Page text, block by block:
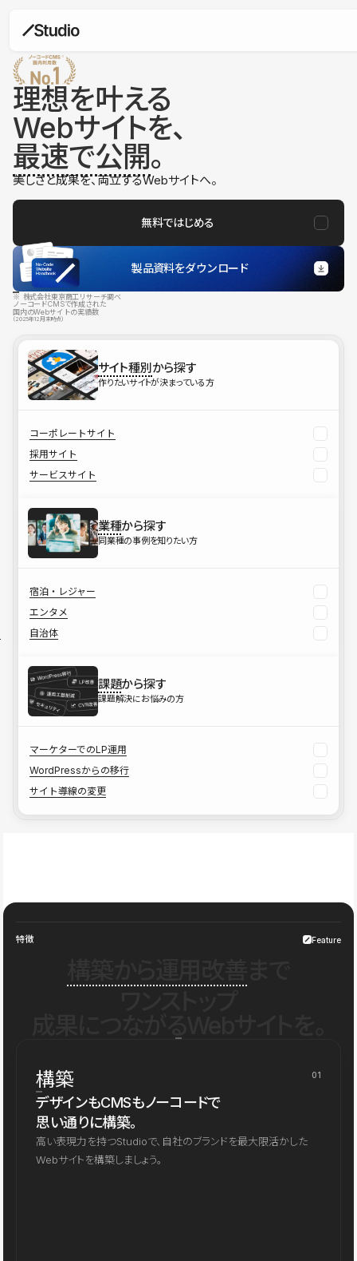
理想を叶える
Webサイトを、
最速で公開。
美しさと成果を、両立するWebサイトへ。
無料ではじめる
製品資料をダウンロード
※ 株式会社東京商工リサーチ調べ
ノーコードCMSで作成された
国内のWebサイトの実績数
（2025年12月末時点）
サイト種別から探す
作りたいサイトが決まっている方
コーポレートサイト
採用サイト
サービスサイト
業種から探す
同業種の事例を知りたい方
宿泊・レジャー
エンタメ
自治体
課題から探す
課題解決にお悩みの方
マーケターでのLP運用
WordPressからの移行
サイト導線の変更
特徴 Feature
構築 01
デザインもCMSもノーコードで
思い通りに構築。
高い表現力を持つStudioで、自社のブランドを最大限活かした
Webサイトを構築しましょう。